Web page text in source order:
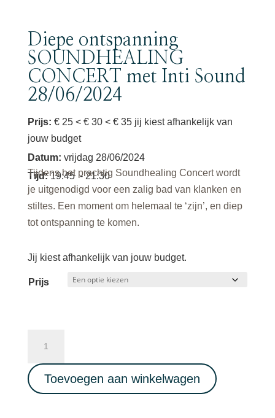
Diepe ontspanning
SOUNDHEALING
CONCERT met Inti Sound
28/06/2024
Prijs: € 25 < € 30 < € 35 jij kiest afhankelijk van
jouw budget
Datum: vrijdag 28/06/2024
Tijd:19:45 - 21:30
Tijdens het prachtig Soundhealing Concert wordt
je uitgenodigd voor een zalig bad van klanken en
stiltes. Een moment om helemaal te ‘zijn’, en diep
tot ontspanning te komen.
Jij kiest afhankelijk van jouw budget.
Prijs
SOUNDHEALING
CONCERT
Toevoegen aan winkelwagen